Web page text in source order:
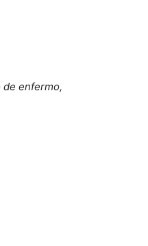
de enfermo,